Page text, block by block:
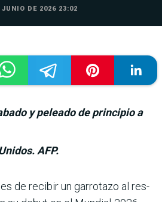
JUNIO DE 2026 23:02
y peleado de principio a
AFP.
de recibir un garrotazo al res­